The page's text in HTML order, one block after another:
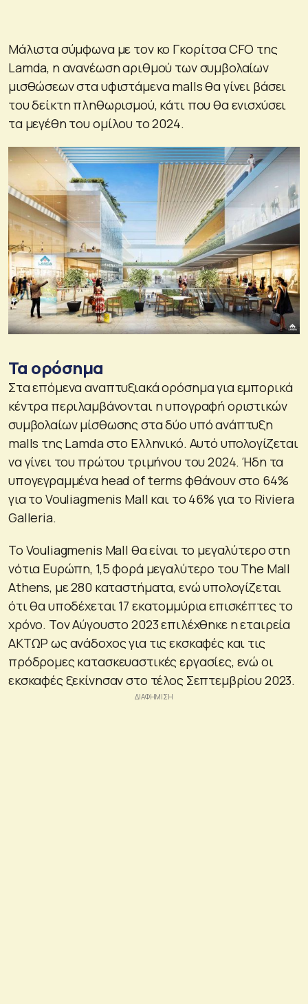
Μάλιστα σύμφωνα με τον κο Γκορίτσα CFO της
Lamda, η ανανέωση αριθμού των συμβολαίων
μισθώσεων στα υφιστάμενα malls θα γίνει βάσει
του δείκτη πληθωρισμού, κάτι που θα ενισχύσει
τα μεγέθη του ομίλου το 2024.
Τα ορόσημα
Στα επόμενα αναπτυξιακά ορόσημα για εμπορικά
κέντρα περιλαμβάνονται η υπογραφή οριστικών
συμβολαίων μίσθωσης στα δύο υπό ανάπτυξη
malls της Lamda στο Ελληνικό. Αυτό υπολογίζεται
να γίνει του πρώτου τριμήνου του 2024. Ήδη τα
υπογεγραμμένα head of terms φθάνουν στο 64%
για το Vouliagmenis Μall και το 46% για το Riviera
Galleria.
Το Vouliagmenis Μall θα είναι το μεγαλύτερο στη
νότια Ευρώπη, 1,5 φορά μεγαλύτερο του The Mall
Athens, με 280 καταστήματα, ενώ υπολογίζεται
ότι θα υποδέχεται 17 εκατομμύρια επισκέπτες το
χρόνο. Τον Αύγουστο 2023 επιλέχθηκε η εταιρεία
ΑΚΤΩΡ ως ανάδοχος για τις εκσκαφές και τις
πρόδρομες κατασκευαστικές εργασίες, ενώ οι
εκσκαφές ξεκίνησαν στο τέλος Σεπτεμβρίου 2023.